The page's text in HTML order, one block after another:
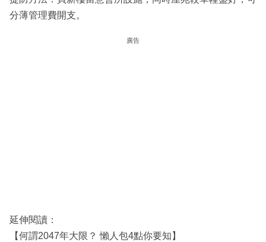
分薄管理費開支。
廣告
延伸閱讀：
【何謂2047年大限？ 懶人包4點你要知】